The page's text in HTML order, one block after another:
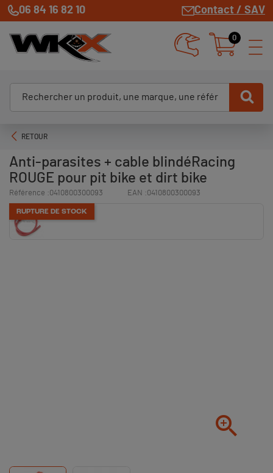
06 84 16 82 10 Contact / SAV
0
RETOUR
Anti-parasites + cable blindéRacing
ROUGE pour pit bike et dirt bike
Référence :0410800300093 EAN :0410800300093
RUPTURE DE STOCK
